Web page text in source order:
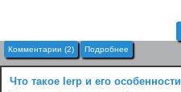
Комментарии (2) Подробнее
Что такое lerp и его особенности